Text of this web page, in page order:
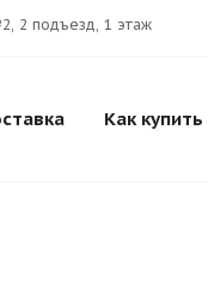
2 подъезд, 1 этаж
Как купить